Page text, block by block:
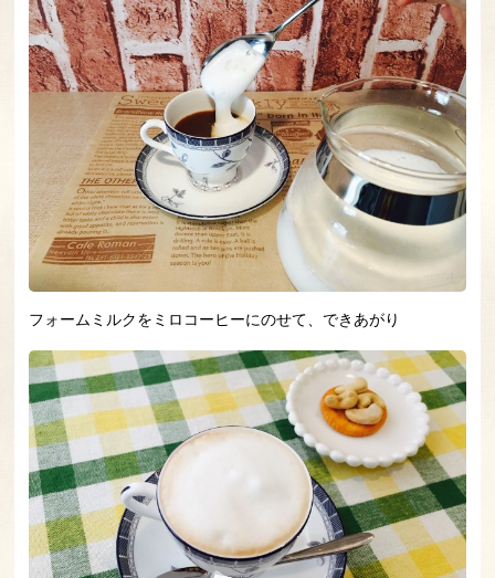
フォームミルクをミロコーヒーにのせて、できあがり